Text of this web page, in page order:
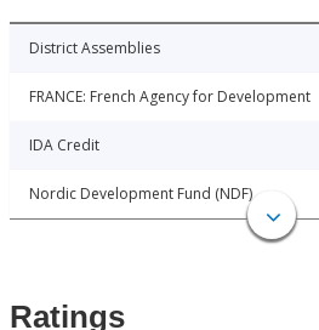
District Assemblies
FRANCE: French Agency for Development
IDA Credit
Nordic Development Fund (NDF)
Ratings